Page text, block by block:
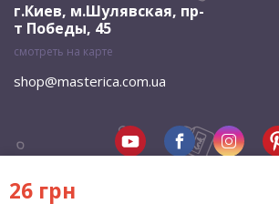
26 грн
г.Киев, м.Шулявская, пр-
т Победы, 45
смотреть на карте
shop@masterica.com.ua